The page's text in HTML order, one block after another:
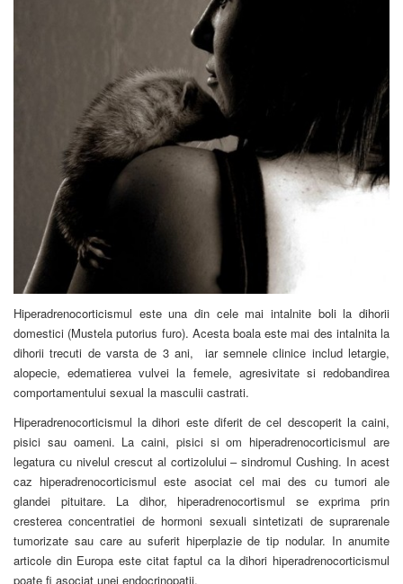
Hiperadrenocorticismul este una din cele mai intalnite boli la dihorii
domestici (Mustela putorius furo). Acesta boala este mai des intalnita la
dihorii trecuti de varsta de 3 ani, iar semnele clinice includ letargie,
alopecie, edematierea vulvei la femele, agresivitate si redobandirea
comportamentului sexual la masculii castrati.
Hiperadrenocorticismul la dihori este diferit de cel descoperit la caini,
pisici sau oameni. La caini, pisici si om hiperadrenocorticismul are
legatura cu nivelul crescut al cortizolului – sindromul Cushing. In acest
caz hiperadrenocorticismul este asociat cel mai des cu tumori ale
glandei pituitare. La dihor, hiperadrenocortismul se exprima prin
cresterea concentratiei de hormoni sexuali sintetizati de suprarenale
tumorizate sau care au suferit hiperplazie de tip nodular. In anumite
articole din Europa este citat faptul ca la dihori hiperadrenocorticismul
poate fi asociat unei endocrinopatii.